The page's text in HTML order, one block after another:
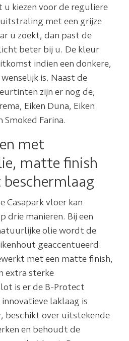
kiezen voor de reguliere
met een grijze
u zoekt, dan past de
beter bij u. De kleur
indien een donkere,
is. Naast de
zijn er nog de;
Eiken Duna, Eiken
Farina.
met
matte finish
Casapark vloer kan
drie manieren. Bij een
olie wordt de
geaccentueerd.
met een matte finish,
extra sterke
is er de B-Protect
laklaag is
beschikt over uitstekende
en behoudt de